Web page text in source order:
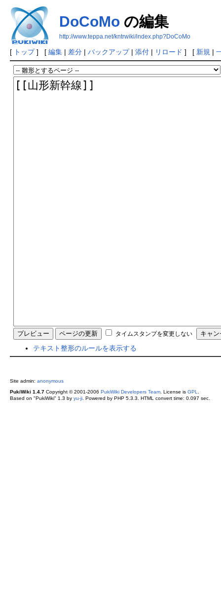
DoCoMoの編集
http://www.teppa.net/kntrwiki/index.php?DoCoMo
[ トップ] [ 編集| 差分| バックアップ| 添付| リロード ] [ 新規 |
タイムスタンプを変更しない
テキスト整形のルールを表示する
Site admin: anonymous
PukiWiki 1.4.7Copyright © 2001-2006 PukiWiki Developers Team. License is GPL
Based on "PukiWiki" 1.3 by yu-ji. Powered by PHP 5.3.3. HTML convert time: 0.097 sec.